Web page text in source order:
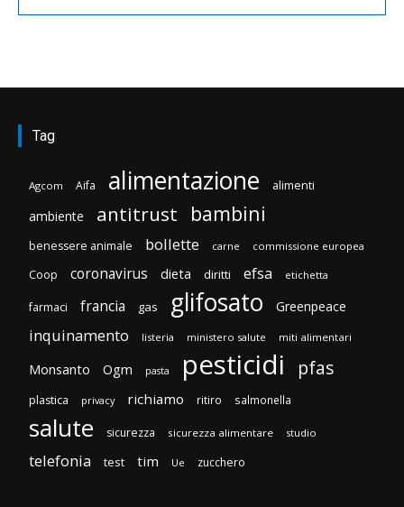
Tag
Agcom Aifa alimentazione alimenti
ambiente antitrust bambini
benessere animale bollette carne commissione europea
Coop coronavirus dieta diritti efsa etichetta
farmaci francia gas glifosato Greenpeace
inquinamento listeria ministero salute miti alimentari
Monsanto Ogm pasta pesticidi pfas
plastica privacy richiamo ritiro salmonella
salute sicurezza sicurezza alimentare studio
telefonia test tim Ue zucchero